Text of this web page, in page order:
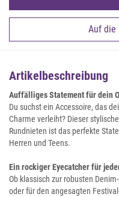
Auf die
Artikelbeschreibung
Auffälliges Statement für dein
Du suchst ein Accessoire, das
Charme verleiht? Dieser
Rundnieten ist das perfekte
Herren und Teens.
Ein rockiger Eyecatcher für
Ob klassisch zur robusten
oder für den angesagten